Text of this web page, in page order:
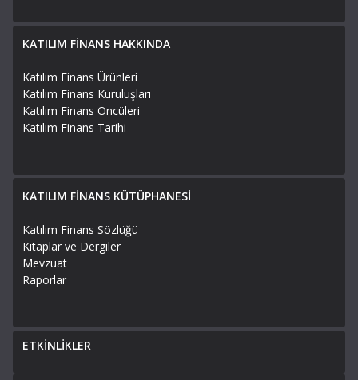
KATILIM FİNANS HAKKINDA
Katılım Finans Ürünleri
Katılım Finans Kuruluşları
Katılım Finans Öncüleri
Katılım Finans Tarihi
KATILIM FİNANS KÜTÜPHANESİ
Katılım Finans Sözlüğü
Kitaplar ve Dergiler
Mevzuat
Raporlar
ETKİNLİKLER